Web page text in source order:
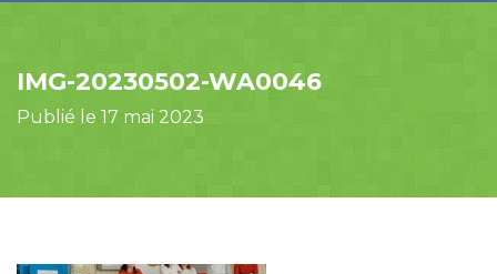
IMG-20230502-WA0046
Publié le 17 mai 2023